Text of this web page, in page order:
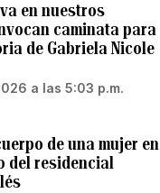
en nuestros
caminata para
de Gabriela Nicole
a las 5:03 p.m.
de una mujer en
del residencial